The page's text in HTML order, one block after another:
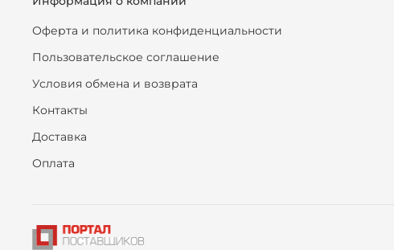
Оферта и политика конфиденциальности
Пользовательское соглашение
Условия обмена и возврата
Контакты
Доставка
Оплата